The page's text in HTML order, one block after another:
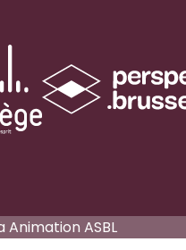
Animation ASBL